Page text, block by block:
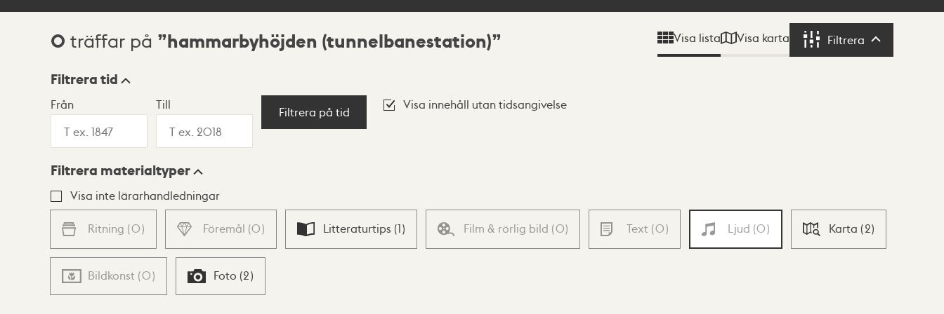
Sökresultat
0 träffar på hammarbyhöjden (tunnelbanestation) Visa lista Visa karta Filtrera Filtrera
Visningsläge
Lista Karta
Filtrera tid
Från Till
Filtrera på tid
Visa innehåll utan tidsangivelse
Filtrera materialtyper
Visa inte lärarhandledningar
Ritning (0) Föremål (0) Litteraturtips (1) Film & rörlig bild (0) Text (0) Ljud (0) Karta (2)
Bildkonst (0) Foto (2)